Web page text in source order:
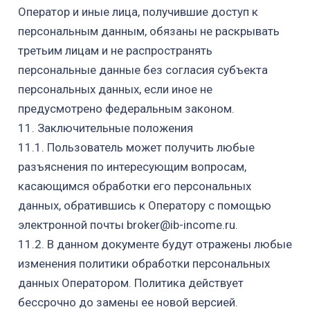
Оператор и иные лица, получившие доступ к
персональным данным, обязаны не раскрывать
третьим лицам и не распространять
персональные данные без согласия субъекта
персональных данных, если иное не
предусмотрено федеральным законом.
1 1 . Заключительные положения
1 1 .1. Пользователь может получить любые
разъяснения по интересующим вопросам,
касающимся обработки его персональных
данных, обратившись к Оператору с помощью
электронной почты broker@ib-income.ru.
1 1 .2. В данном документе будут отражены любые
изменения политики обработки персональных
данных Оператором. Политика действует
бессрочно до замены ее новой версией.